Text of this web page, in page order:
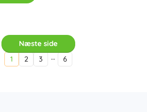
Næste side
1
2 3 … 6